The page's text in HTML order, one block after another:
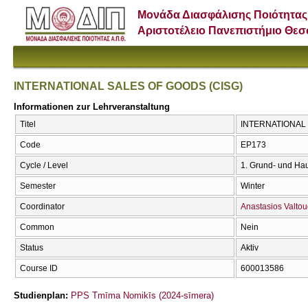
Μονάδα Διασφάλισης Ποιότητας
Αριστοτέλειο Πανεπιστήμιο
INTERNATIONAL SALES OF GOODS (CISG)
Informationen zur Lehrveranstaltung
Titel
Code ΕΡ173
Cycle / Level 1. Grund- und
Semester Winter
Coordinator Anastasios
Common Nein
Status Aktiv
Course ID 600013586
Studienplan: PPS Tmīma Nomikīs (2024-sīmera)